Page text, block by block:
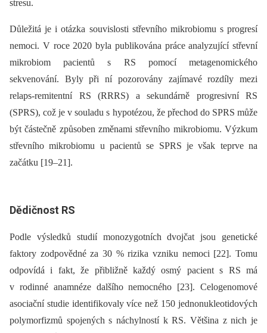
stresu.
Důležitá je i otázka souvislosti střevního mikrobio­mu s progresí
nemoci. V roce 2020 byla publikována práce analyzující střevní
mikrobio­m pacientů s RS pomocí metagenomického
sekvenování. Byly při ní pozorovány zajímavé rozdíly mezi
relaps-remitentní RS (RRRS) a sekundárně progresivní RS
(SPRS), což je v souladu s hypotézou, že přechod do SPRS může
být částečně způsoben změnami střevního mikrobio­mu. Výzkum
střevního mikrobio­mu u pacientů se SPRS je však teprve na
začátku [19–21].
Dědičnost RS
Podle výsledků studií monozygotních dvojčat jsou genetické
faktory zodpovědné za 30 % rizika vzniku nemoci [22]. Tomu
odpovídá i fakt, že přibližně každý osmý pacient s RS má
v rodinné anamnéze dalšího nemocného [23]. Celogenomové
asociační studie identifikovaly více než 150 jednonukleotidových
polymorfizmů spojených s náchylností k RS. Většina z nich je